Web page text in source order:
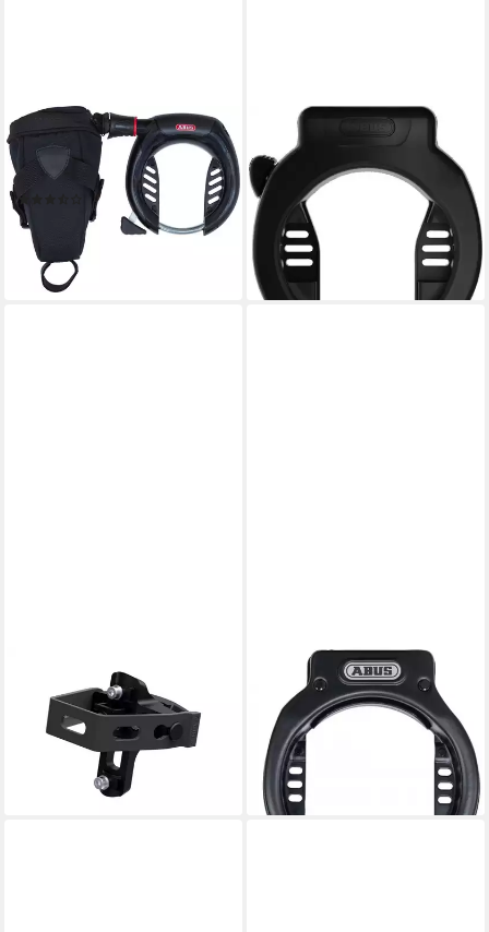
ABUS
Rahmenschloss 5950 NR
BK+ 6KS/100 + ST 5950
(2)
ab 90,99 € UVP104,95 €
-13%
lieferbar - in 3-4 Werktagen bei dir
Rahmenschloss Abus
Rahmenschloss 4750X
Security Level 9 Farbe
schwarz Breite 68 mm H
ab 59,49 €
Faltschloss Bordo Sattelhalter
SH SF 6000
ab 27,09 €
lieferbar - in 6-7 Werktagen bei dir
Rahmenschloss ABUS
AMPARO 4650SL NR black
OE
ab 41,99 €
lieferbar - in 5-6 Werktagen bei dir